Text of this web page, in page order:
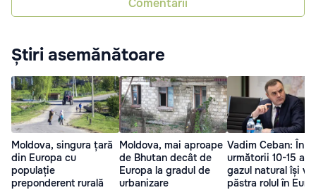
Comentarii
Știri asemănătoare
Moldova, singura țară
din Europa cu
populație
preponderent rurală
Moldova, mai aproape
de Bhutan decât de
Europa la gradul de
urbanizare
Vadim Ceban: În
următorii 10-15 ani,
gazul natural își va
păstra rolul în